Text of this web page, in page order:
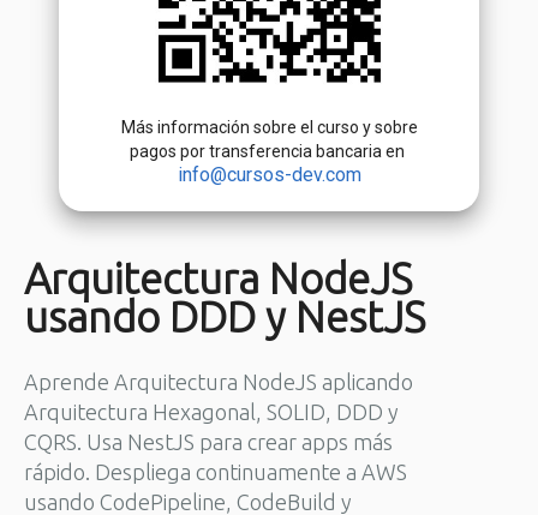
Más información sobre el curso y sobre
pagos por transferencia bancaria en
info@cursos-dev.com
Arquitectura NodeJS
usando DDD y NestJS
Aprende Arquitectura NodeJS aplicando
Arquitectura Hexagonal, SOLID, DDD y
CQRS. Usa NestJS para crear apps más
rápido. Despliega continuamente a AWS
usando CodePipeline, CodeBuild y